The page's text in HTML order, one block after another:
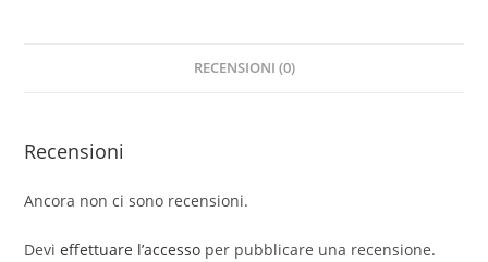
RECENSIONI (0)
Recensioni
Ancora non ci sono recensioni.
Devieffettuare l’accesso per pubblicare una recensione.